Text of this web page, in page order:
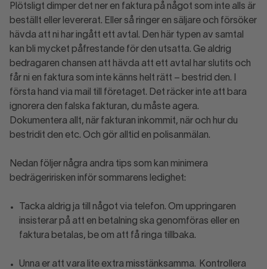
Plötsligt dimper det ner en faktura på något som inte alls är
beställt eller levererat. Eller så ringer en säljare och försöker
hävda att ni har ingått ett avtal. Den här typen av samtal
kan bli mycket påfrestande för den utsatta. Ge aldrig
bedragaren chansen att hävda att ett avtal har slutits och
får ni en faktura som inte känns helt rätt – bestrid den. I
första hand via mail till företaget. Det räcker inte att bara
ignorera den falska fakturan, du måste agera.
Dokumentera allt, när fakturan inkommit, när och hur du
bestridit den etc. Och gör alltid en polisanmälan.
Nedan följer några andra tips som kan minimera
bedrägeririsken inför sommarens ledighet:
Tacka aldrig ja till något via telefon. Om uppringaren
insisterar på att en betalning ska genomföras eller en
faktura betalas, be om att få ringa tillbaka.
Unna er att vara lite extra misstänksamma. Kontrollera